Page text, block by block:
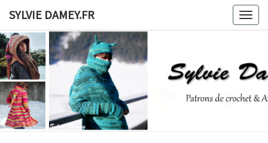
content
SYLVIE DAMEY.FR
SYLVIE
De
Crochet
Ateliers